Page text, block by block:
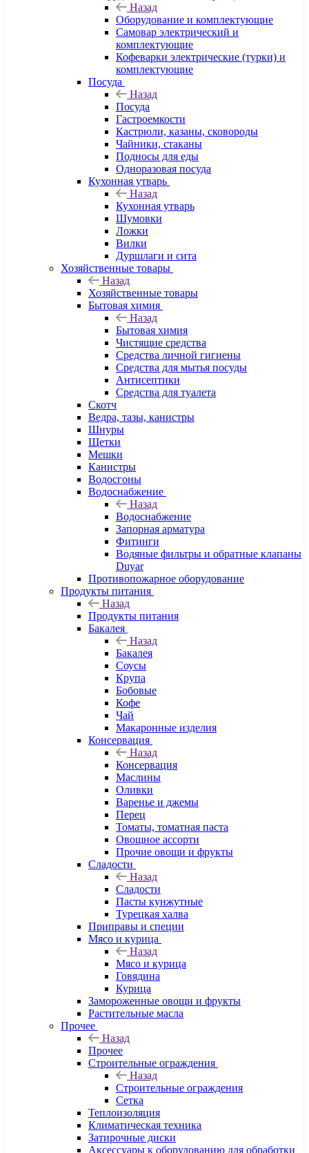
Назад
Оборудование и комплектующие
Самовар электрический и
комплектующие
Кофеварки электрические (турки) и
комплектующие
Посуда
Назад
Посуда
Гастроемкости
Кастрюли, казаны, сковороды
Чайники, стаканы
Подносы для еды
Одноразовая посуда
Кухонная утварь
Назад
Кухонная утварь
Шумовки
Ложки
Вилки
Дуршлаги и сита
Хозяйственные товары
Назад
Хозяйственные товары
Бытовая химия
Назад
Бытовая химия
Чистящие средства
Средства личной гигиены
Средства для мытья посуды
Антисептики
Средства для туалета
Скотч
Ведра, тазы, канистры
Шнуры
Щетки
Мешки
Канистры
Водосгоны
Водоснабжение
Назад
Водоснабжение
Запорная арматура
Фитинги
Водяные фильтры и обратные клапаны
Duyar
Противопожарное оборудование
Продукты питания
Назад
Продукты питания
Бакалея
Назад
Бакалея
Соусы
Крупа
Бобовые
Кофе
Чай
Макаронные изделия
Консервация
Назад
Консервация
Маслины
Оливки
Варенье и джемы
Перец
Томаты, томатная паста
Овощное ассорти
Прочие овощи и фрукты
Сладости
Назад
Сладости
Пасты кунжутные
Турецкая халва
Приправы и специи
Мясо и курица
Назад
Мясо и курица
Говядина
Курица
Замороженные овощи и фрукты
Растительные масла
Прочее
Назад
Прочее
Строительные ограждения
Назад
Строительные ограждения
Сетка
Теплоизоляция
Климатическая техника
Затирочные диски
Аксессуары к оборудованию для обработки